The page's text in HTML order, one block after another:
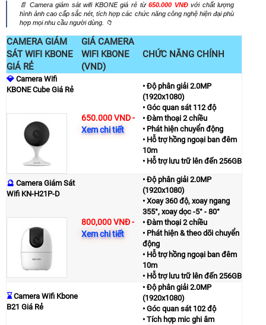
📄 Camera giám sát wifi KBONE giá rẻ từ650.000 VNĐvới chất lượng
hình ảnh cao cấp sắc nét, tích hợp các chức năng công nghệ hiện đại phù
hợp mọi nhu cầu người dùng.
📁
CAMERA GIÁM
SÁT WIFI KBONE
GIÁ RẺ
GIÁ CAMERA
WIFI KBONE
(VND)
CHỨC NĂNG CHÍNH
💎 Camera Wifi
KBONE Cube Giá Rẻ
650.000 VND -
Xem chi tiết
• Độ phân giải 2.0MP
(1920x1080)
• Góc quan sát 112 độ
• Đàm thoại 2 chiều
• Phát hiện chuyển động
• Hỗ trợ hồng ngoại ban đêm
10m
• Hỗ trợ lưu trữ lên đến 256GB
🔮 Camera Giám Sát
Wifi KN-H21P-D
800,000 VNĐ-
Xem chi tiết
• Độ phân giải 2.0MP
(1920x1080)
• Xoay 360 độ, xoay ngang
355°, xoay dọc -5° - 80°
• Đàm thoại 2 chiều
• Phát hiện & theo dõi chuyển
động
• Hỗ trợ hồng ngoại ban đêm
10m
• Hỗ trợ lưu trữ lên đến 256GB
⌛Camera Wifi Kbone
B21 Giá Rẻ
• Độ phân giải 2.0MP
(1920x1080)
• Góc quan sát 102 độ
• Tích hợp mic ghi âm